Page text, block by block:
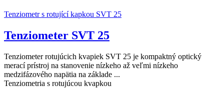
Tenziometr s rotující kapkou SVT 25
Tenziometer SVT 25
Tenziometer rotujúcich kvapiek SVT 25 je kompaktný optický
merací prístroj na stanovenie nízkeho až veľmi nízkeho
medzifázového napätia na základe ...
Tenziometria s rotujúcou kvapkou